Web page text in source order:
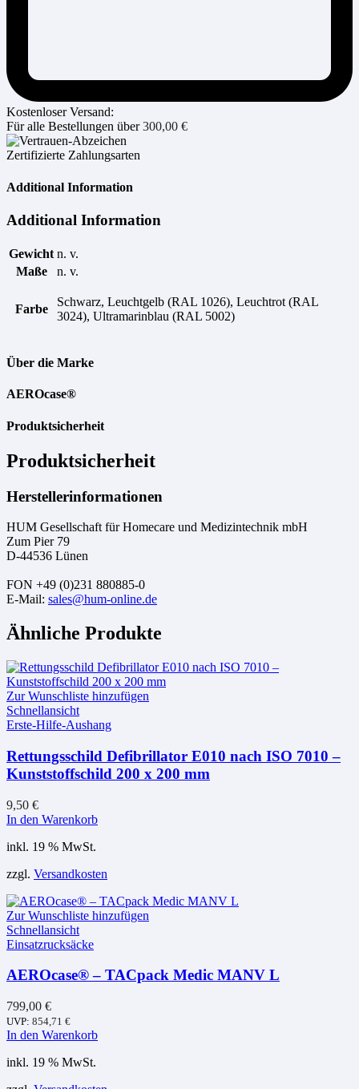
Kostenloser Versand:
Für alle Bestellungen über300,00 €
Zertifizierte Zahlungsarten
Additional Information
Additional Information
Gewicht n. v.
Maße
n. v.
Farbe
Schwarz, Leuchtgelb (RAL 1026), Leuchtrot (RAL
3024), Ultramarinblau (RAL 5002)
Über die Marke
AEROcase®
Produktsicherheit
Produktsicherheit
Herstellerinformationen
HUM Gesellschaft für Homecare und Medizintechnik mbH
Zum Pier 79
D-44536 Lünen
FON +49 (0)231 880885-0
E-Mail: sales@hum-online.de
Ähnliche Produkte
Zur Wunschliste hinzufügen
Schnellansicht
Erste-Hilfe-Aushang
Rettungsschild Defibrillator E010 nach ISO 7010 –
Kunststoffschild 200 x 200 mm
9,50 €
In den Warenkorb
inkl. 19 % MwSt.
zzgl. Versandkosten
Zur Wunschliste hinzufügen
Schnellansicht
Einsatzrucksäcke
AEROcase® – TACpack Medic MANV L
799,00 €
UVP: 854,71 €
In den Warenkorb
inkl. 19 % MwSt.